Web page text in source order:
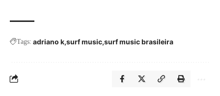
Tags: adriano k surf music surf music brasileira